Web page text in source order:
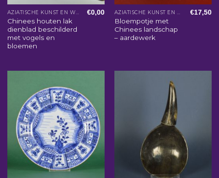
AZIATISCHE KUNST EN WOONACCESSOIRES
Chinees houten lak
dienblad beschilderd
met vogels en
bloemen
€0,00 AZIATISCHE KUNST EN WOONACCESSOIRES
Bloempotje met
Chinees landschap
– aardewerk
€17,50